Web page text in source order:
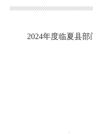
2024年度临夏县
x